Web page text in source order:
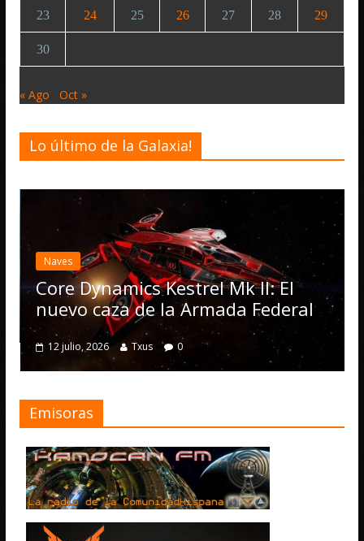
23 24 25 26 27 28 29
30
« Ago Oct »
Lo último de la Galaxia!
Naves
Core Dynamics Kestrel Mk II: El
nuevo caza de la Armada Federal
12 julio, 2026 Txus 0
Emisoras